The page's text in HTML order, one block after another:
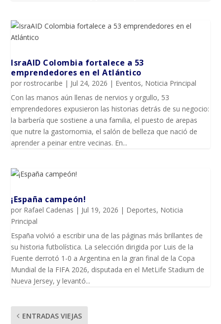
IsraAID Colombia fortalece a 53
emprendedores en el Atlántico
porrostrocaribe | Jul 24, 2026 | Eventos, Noticia Principal
Con las manos aún llenas de nervios y orgullo, 53
emprendedores expusieron las historias detrás de su negocio:
la barbería que sostiene a una familia, el puesto de arepas
que nutre la gastornomia, el salón de belleza que nació de
aprender a peinar entre vecinas. En...
¡España campeón!
por Rafael Cadenas | Jul 19, 2026 | Deportes, Noticia
Principal
España volvió a escribir una de las páginas más brillantes de
su historia futbolística. La selección dirigida por Luis de la
Fuente derrotó 1-0 a Argentina en la gran final de la Copa
Mundial de la FIFA 2026, disputada en el MetLife Stadium de
Nueva Jersey, y levantó...
ENTRADAS VIEJAS